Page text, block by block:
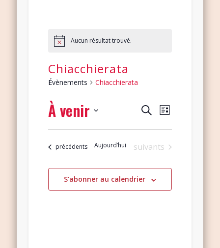
Aucun résultat trouvé.
Chiacchierata
Évènements Chiacchierata
Recherche
et
navigation
vues
Évènements
RechercheNavigation
vues
Évènement
Liste
À venir
Sélectionnez
date.
Évènements
précédents Aujourd’hui Évènements
suivants
S’abonner au calendrier